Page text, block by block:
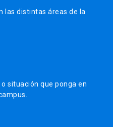
las distintas áreas de la
situación que ponga en